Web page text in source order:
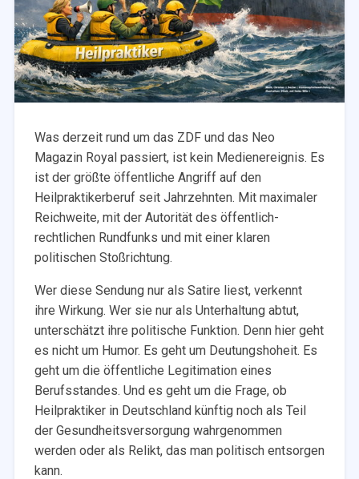
Was derzeit rund um das ZDF und das Neo
Magazin Royal passiert, ist kein Medienereignis. Es
ist der größte öffentliche Angriff auf den
Heilpraktikerberuf seit Jahrzehnten. Mit maximaler
Reichweite, mit der Autorität des öffentlich-
rechtlichen Rundfunks und mit einer klaren
politischen Stoßrichtung.
Wer diese Sendung nur als Satire liest, verkennt
ihre Wirkung. Wer sie nur als Unterhaltung abtut,
unterschätzt ihre politische Funktion. Denn hier geht
es nicht um Humor. Es geht um Deutungshoheit. Es
geht um die öffentliche Legitimation eines
Berufsstandes. Und es geht um die Frage, ob
Heilpraktiker in Deutschland künftig noch als Teil
der Gesundheitsversorgung wahrgenommen
werden oder als Relikt, das man politisch entsorgen
kann.